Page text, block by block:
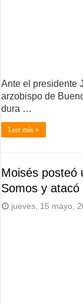
Ante el presidente
arzobispo de
dura …
Leer más »
Moisés posteó
Somos y
jueves, 15 mayo,